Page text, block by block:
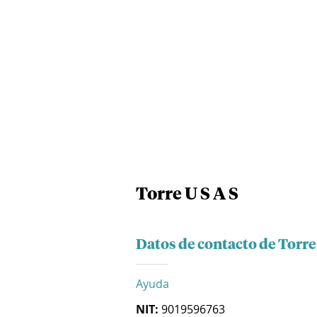
Torre U S A S
Datos de contacto de Torre
Ayuda
NIT: 9019596763